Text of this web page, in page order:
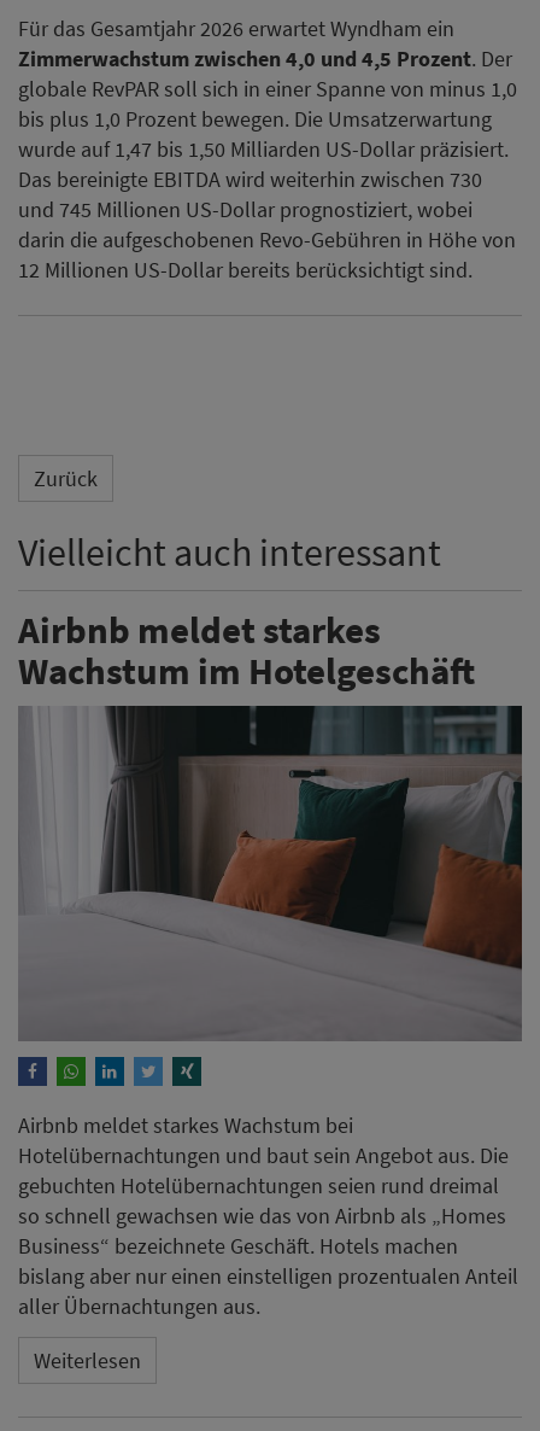
Für das Gesamtjahr 2026 erwartet Wyndham ein
Zimmerwachstum zwischen 4,0 und 4,5 Prozent. Der
globale RevPAR soll sich in einer Spanne von minus 1,0
bis plus 1,0 Prozent bewegen. Die Umsatzerwartung
wurde auf 1,47 bis 1,50 Milliarden US-Dollar präzisiert.
Das bereinigte EBITDA wird weiterhin zwischen 730
und 745 Millionen US-Dollar prognostiziert, wobei
darin die aufgeschobenen Revo-Gebühren in Höhe von
12 Millionen US-Dollar bereits berücksichtigt sind.
Zurück
Vielleicht auch interessant
Airbnb meldet starkes
Wachstum im Hotelgeschäft
Airbnb meldet starkes Wachstum bei
Hotelübernachtungen und baut sein Angebot aus. Die
gebuchten Hotelübernachtungen seien rund dreimal
so schnell gewachsen wie das von Airbnb als „Homes
Business“ bezeichnete Geschäft. Hotels machen
bislang aber nur einen einstelligen prozentualen Anteil
aller Übernachtungen aus.
Weiterlesen